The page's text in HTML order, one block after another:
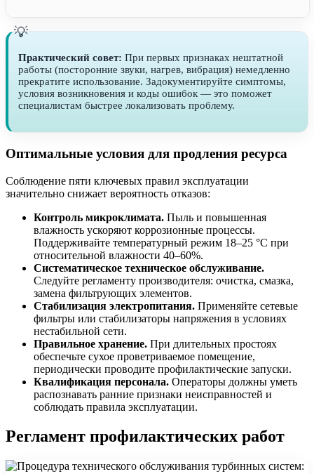
Практический совет: При первых признаках нештатной
работы (посторонние звуки, нагрев, вибрация) немедленно
прекратите использование. Задокументируйте симптомы,
условия возникновения и коды ошибок — это поможет
специалистам быстрее локализовать проблему.
Оптимальные условия для продления ресурса
Соблюдение пяти ключевых правил эксплуатации
значительно снижает вероятность отказов:
Контроль микроклимата. Пыль и повышенная
влажность ускоряют коррозионные процессы.
Поддерживайте температурный режим 18–25 °C при
относительной влажности 40–60%.
Систематическое техническое обслуживание.
Следуйте регламенту производителя: очистка, смазка,
замена фильтрующих элементов.
Стабилизация электропитания. Применяйте сетевые
фильтры или стабилизаторы напряжения в условиях
нестабильной сети.
Правильное хранение. При длительных простоях
обеспечьте сухое проветриваемое помещение,
периодически проводите профилактические запуски.
Квалификация персонала. Операторы должны уметь
распознавать ранние признаки неисправностей и
соблюдать правила эксплуатации.
Регламент профилактических работ